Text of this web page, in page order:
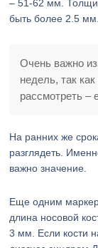
– 51-62 мм.
быть более 2.5 мм.
Очень важно
недель, так
рассмотреть –
На ранних же
разглядеть.
важно значение.
Еще одним
длина носовой
3 мм. Если кости